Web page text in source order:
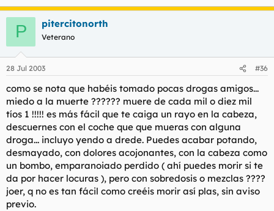
P pitercitonorth
Veterano
28 Jul 2003 #36
como se nota que habéis tomado pocas drogas amigos...
miedo a la muerte ?????? muere de cada mil o diez mil
tíos 1 !!!!! es más fácil que te caiga un rayo en la cabeza,
descuernes con el coche que que mueras con alguna
droga... incluyo yendo a drede. Puedes acabar potando,
desmayado, con dolores acojonantes, con la cabeza como
un bombo, emparanoiado perdido ( ahí puedes morir si te
da por hacer locuras ), pero con sobredosis o mezclas ????
joer, q no es tan fácil como creéis morir así plas, sin aviso
previo.